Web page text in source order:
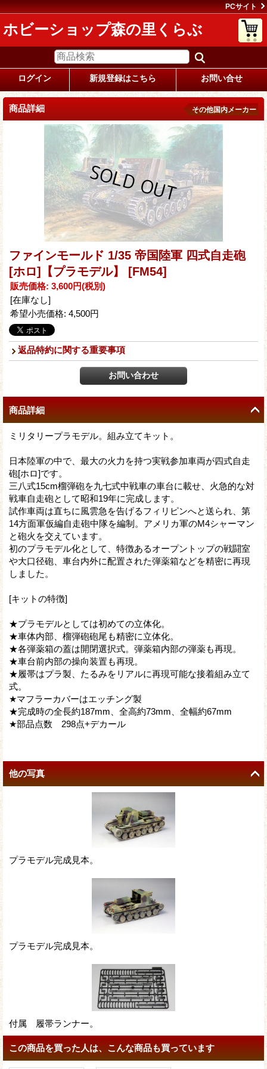
PCサイト
ホビーショップ森の里くらぶ
ログイン 新規登録はこちら お問い合せ
商品詳細 その他国内メーカー
ファインモールド 1/35 帝国陸軍 四式自走砲
[ホロ]【プラモデル】 [FM54]
販売価格: 3,600円(税別)
[在庫なし]
希望小売価格: 4,500円
返品特約に関する重要事項
商品詳細
ミリタリープラモデル。組み立てキット。
日本陸軍の中で、最大の火力を持つ実戦参加車両が四式自走
砲[ホロ]です。
三八式15cm榴弾砲を九七式中戦車の車台に載せ、火急的な対
戦車自走砲として昭和19年に完成します。
試作車両は直ちに風雲急を告げるフィリピンへと送られ、第
14方面軍仮編自走砲中隊を編制。アメリカ軍のM4シャーマン
と砲火を交えています。
初のプラモデル化として、特徴あるオープントップの戦闘室
や大口径砲、車台内外に配置された弾薬箱などを精密に再現
しました。
[キットの特徴]
★プラモデルとしては初めての立体化。
★車体内部、榴弾砲砲尾も精密に立体化。
★各弾薬箱の蓋は開閉選択式。弾薬箱内部の弾薬も再現。
★車台前内部の操向装置も再現。
★履帯はプラ製、たるみをリアルに再現可能な接着組み立て
式。
★マフラーカバーはエッチング製
★完成時の全長約187mm、全高約73mm、全幅約67mm
★部品点数 298点+デカール
他の写真
プラモデル完成見本。
プラモデル完成見本。
付属 履帯ランナー。
この商品を買った人は、こんな商品も買っています